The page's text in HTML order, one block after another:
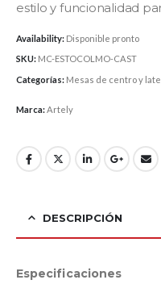
estilo y funcionalidad
Availability: Disponible pronto
SKU: MC-ESTOCOLMO-CAST
Categorías: Mesas de centro y
Marca:Artely
DESCRIPCIÓN
Especificaciones